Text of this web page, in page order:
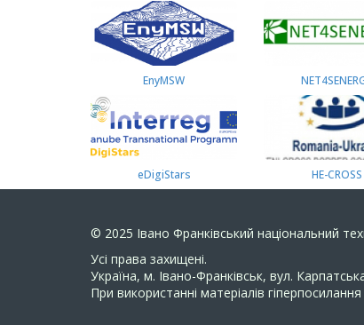
EnyMSW
eDigiStars HE-CROSS
© 2025 Івано Франківський національний
Усi права захищенi.
Україна, м. Івано-Франківськ, вул.
При використанні матеріалів